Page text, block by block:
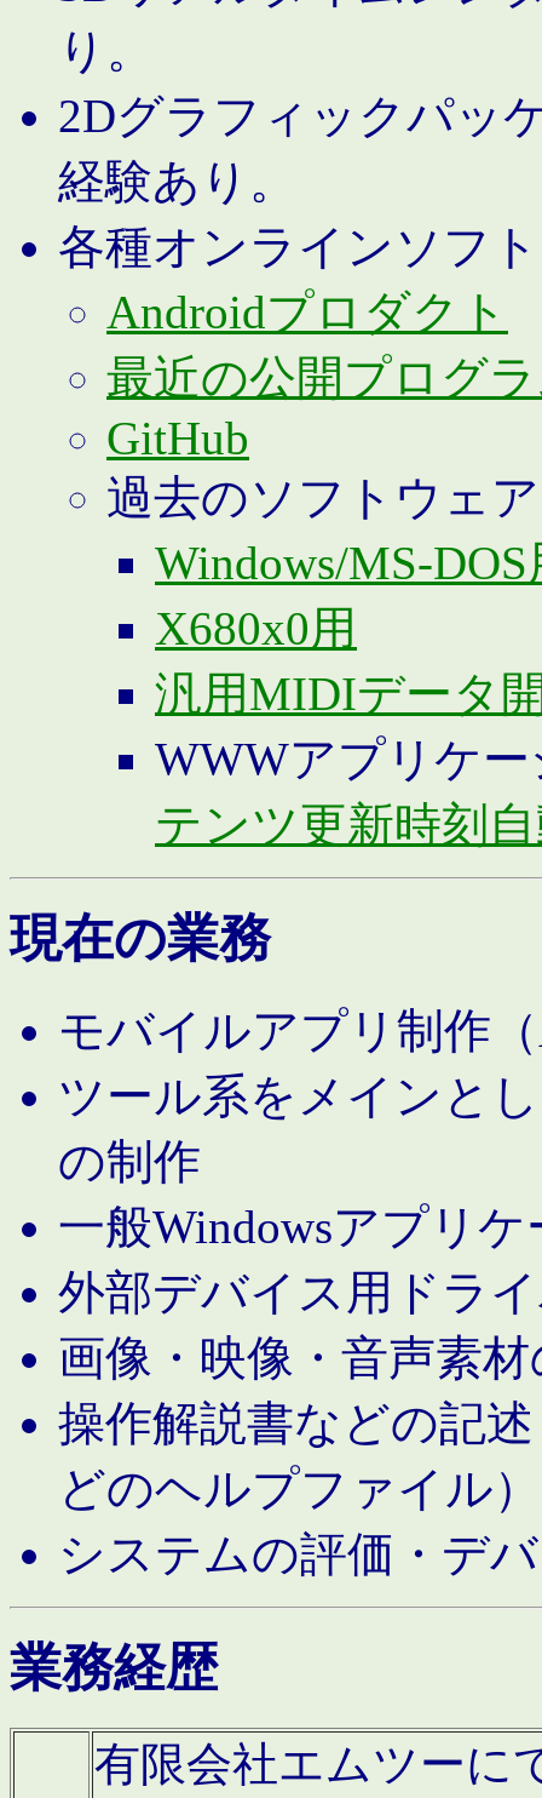
り。
2Dグラフィックパッ
経験あり。
各種オンラインソフ
Androidプロダクト
最近の公開プログ
GitHub
過去のソフトウェア
Windows/MS-DOS
X680x0用
汎用MIDIデータ
WWWアプリケ
テンツ更新時刻
現在の業務
モバイルアプリ制作
ツール系をメインと
の制作
一般Windowsアプリ
外部デバイス用ドラ
画像・映像・音声素
操作解説書などの記
どのヘルプファイル）
システムの評価・デ
業務経歴
有限会社エムツーに